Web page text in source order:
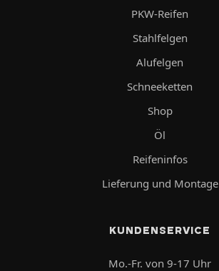
PKW-Reifen
Stahlfelgen
Alufelgen
Schneeketten
Shop
Öl
Reifeninfos
Lieferung und Montage
KUNDENSERVICE
Mo.-Fr. von 9-17 Uhr